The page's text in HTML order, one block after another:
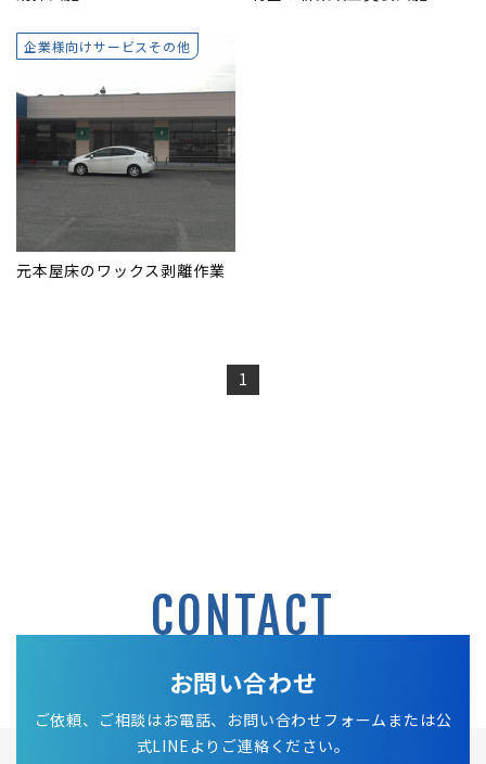
企業様向けサービスその他
元本屋床のワックス剥離作業
1
CONTACT
お問い合わせ
ご依頼、ご相談はお電話、お問い合わせフォームまたは公
式LINEよりご連絡ください。